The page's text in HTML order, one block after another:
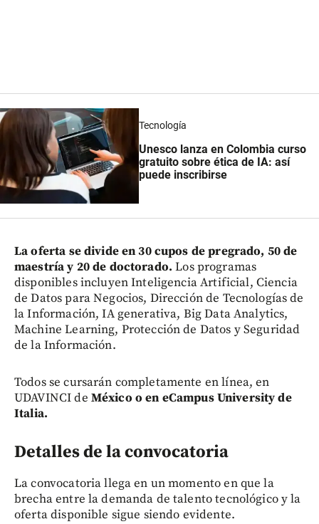
Tecnología
Unesco lanza en Colombia curso
gratuito sobre ética de IA: así
puede inscribirse
La oferta se divide en 30 cupos de pregrado, 50 de
maestría y 20 de doctorado.Los programas
disponibles incluyen Inteligencia Artificial, Ciencia
de Datos para Negocios, Dirección de Tecnologías de
la Información, IA generativa, Big Data Analytics,
Machine Learning, Protección de Datos y Seguridad
de la Información.
Todos se cursarán completamente en línea, en
UDAVINCI de México o en eCampus University de
Italia.
Detalles de la convocatoria
La convocatoria llega en un momento en que la
brecha entre la demanda de talento tecnológico y la
oferta disponible sigue siendo evidente.